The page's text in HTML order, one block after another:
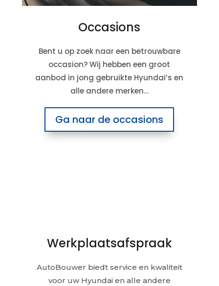
Occasions
Bent u op zoek naar een betrouwbare
occasion? Wij hebben een groot
aanbod in jong gebruikte Hyundai’s en
alle andere merken…
Ga naar de occasions
Werkplaatsafspraak
AutoBouwer biedt service en kwaliteit
voor uw Hyundai en alle andere